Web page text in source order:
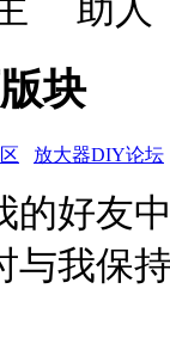
块
放大器DIY论坛
的好友
与我保